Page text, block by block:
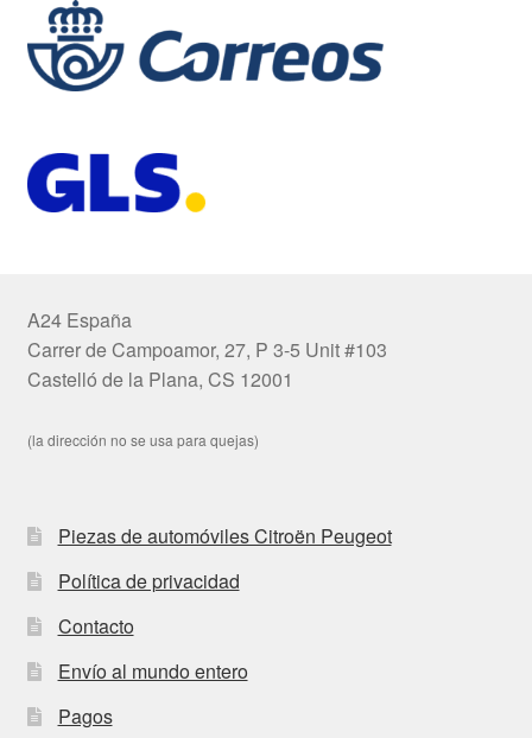
A24 España
Carrer de Campoamor, 27, P 3-5 Unit #103
Castelló de la Plana, CS 12001
(la dirección no se usa para quejas)
Piezas de automóviles Citroën Peugeot
Política de privacidad
Contacto
Envío al mundo entero
Pagos